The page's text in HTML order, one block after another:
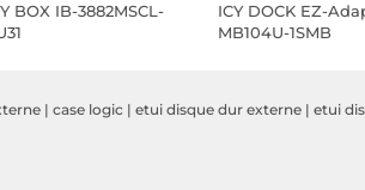
BOX IB-3882MSCL-
ICY DOCK EZ-
MB104U-1SMB
| case logic | etui disque dur externe | etui